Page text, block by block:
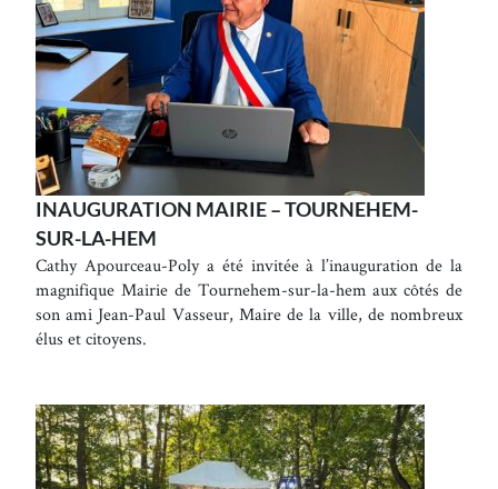
INAUGURATION MAIRIE – TOURNEHEM-
SUR-LA-HEM
Cathy Apourceau-Poly a été invitée à l’inauguration de la
magnifique Mairie de Tournehem-sur-la-hem aux côtés de
son ami Jean-Paul Vasseur, Maire de la ville, de nombreux
élus et citoyens.